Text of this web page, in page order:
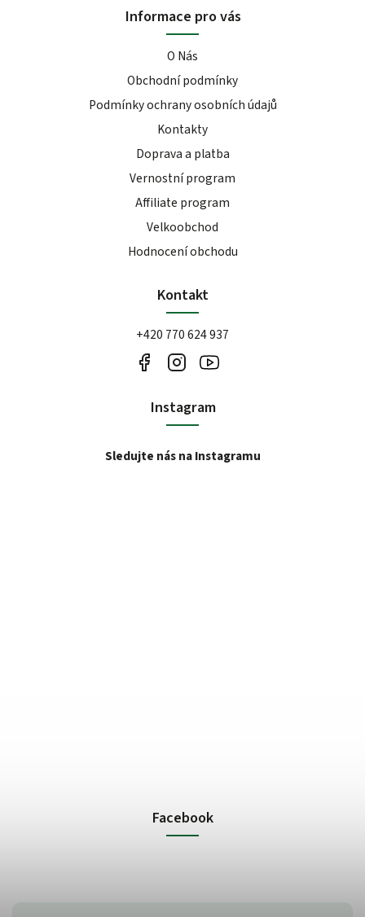
Informace pro vás
O Nás
Obchodní podmínky
Podmínky ochrany osobních údajů
Kontakty
Doprava a platba
Vernostní program
Affiliate program
Velkoobchod
Hodnocení obchodu
Kontakt
+420 770 624 937
Instagram
Sledujte nás na Instagramu
Facebook